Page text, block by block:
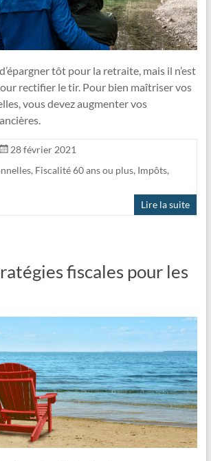
tôt pour la retraite, mais il n’est
rectifier le tir. Pour bien maîtriser vos
vous devez augmenter vos
28 février 2021
, Fiscalité 60 ans ou plus, Impôts,
Lire la suite
fiscales pour les